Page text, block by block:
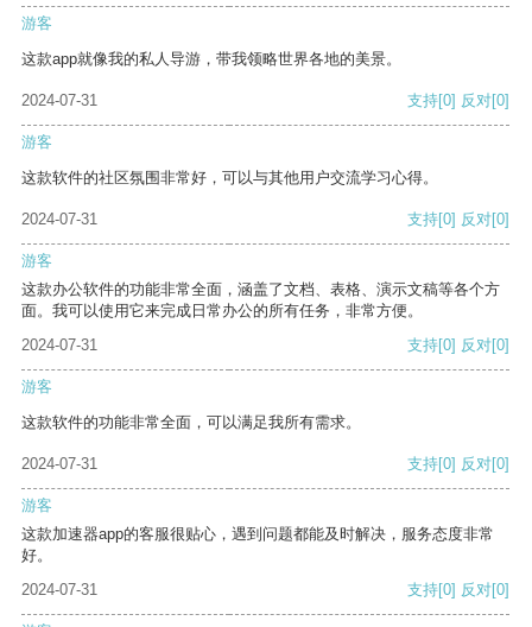
游客
这款app就像我的私人导游，带我领略世界各地的美景。
2024-07-31 支持[0] 反对[0]
游客
这款软件的社区氛围非常好，可以与其他用户交流学习心得。
2024-07-31 支持[0] 反对[0]
游客
这款办公软件的功能非常全面，涵盖了文档、表格、演示文稿等各个方
面。我可以使用它来完成日常办公的所有任务，非常方便。
2024-07-31
支持[0] 反对[0]
游客
这款软件的功能非常全面，可以满足我所有需求。
2024-07-31 支持[0] 反对[0]
游客
这款加速器app的客服很贴心，遇到问题都能及时解决，服务态度非常
好。
2024-07-31
支持[0] 反对[0]